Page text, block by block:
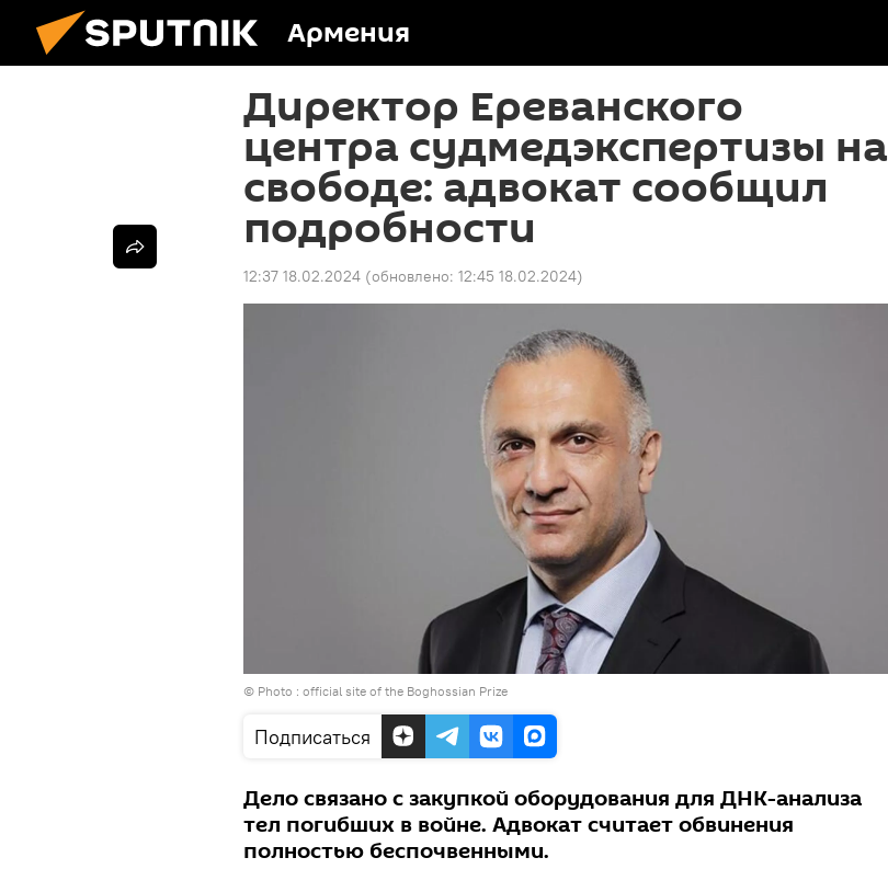
Армения
Директор Ереванского
центра судмедэкспертизы на
свободе: адвокат сообщил
подробности
12:37 18.02.2024 (обновлено: 12:45 18.02.2024)
© Photo : official site of the Boghossian Prize
Подписаться
Дело связано с закупкой оборудования для ДНК-анализа
тел погибших в войне. Адвокат считает обвинения
полностью беспочвенными.